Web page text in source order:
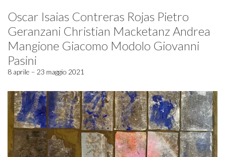
Oscar Isaias Contreras Rojas Pietro
Geranzani Christian Macketanz Andrea
Mangione Giacomo Modolo Giovanni
Pasini
8 aprile – 23 maggio 2021